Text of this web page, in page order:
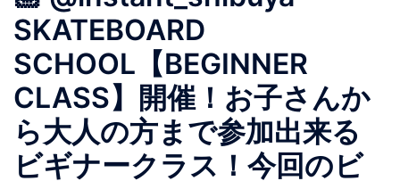
メ
ニ
ュ
ー
SKATEBOARD
SCHOOL【BEGINNER
CLASS】開催！お子さんか
ら大人の方まで参加出来る
ビギナークラス！今回のビ